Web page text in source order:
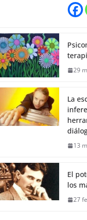
29
La
13
El
los
27